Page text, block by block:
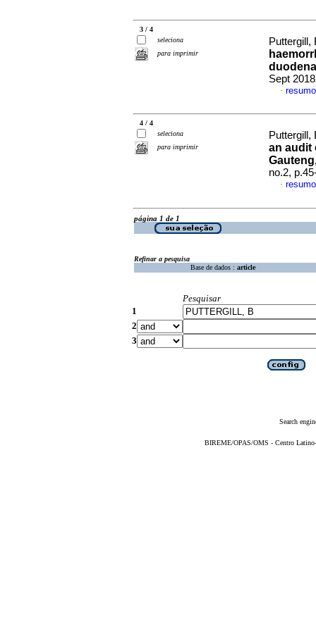
3 / 4
seleciona
para imprimir
Puttergill,
Sept
·
4 / 4
seleciona
para imprimir
Puttergill,
an audit
no.2,
·
página 1 de 1
Refinar a pesquisa
Base de dados : article
Pesquisar
1
2
3
Search
BIREME/OPAS/OMS - Centro Latino-